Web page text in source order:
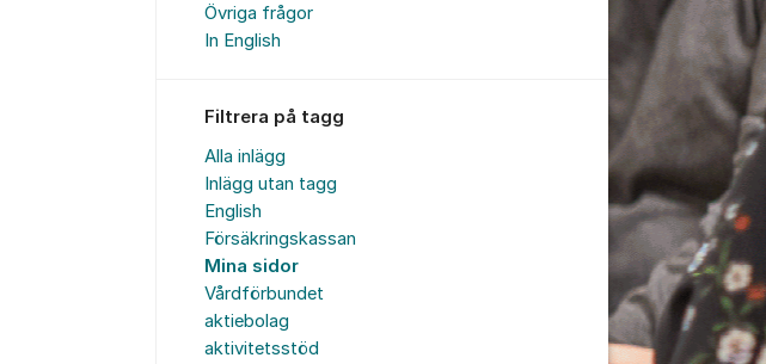
Övriga frågor
In English
Filtrera på tagg
Alla inlägg
Inlägg utan tagg
English
Försäkringskassan
Mina sidor
Vårdförbundet
aktiebolag
aktivitetsstöd